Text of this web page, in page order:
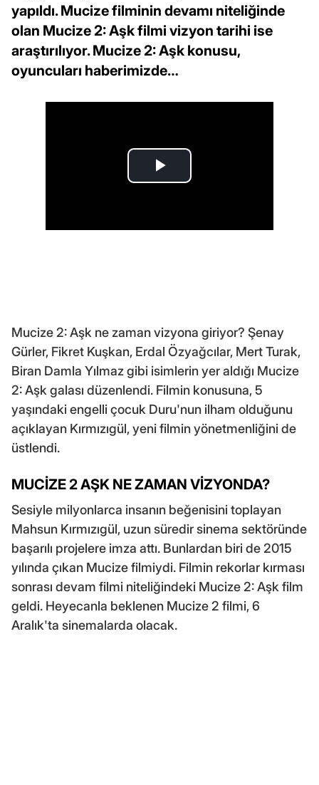
yapıldı. Mucize filminin devamı niteliğinde
olan Mucize 2: Aşk filmi vizyon tarihi ise
araştırılıyor. Mucize 2: Aşk konusu,
oyuncuları haberimizde…
Mucize 2: Aşk ne zaman vizyona giriyor? Şenay
Gürler, Fikret Kuşkan, Erdal Özyağcılar, Mert Turak,
Biran Damla Yılmaz gibi isimlerin yer aldığı Mucize
2: Aşk galası düzenlendi. Filmin konusuna, 5
yaşındaki engelli çocuk Duru'nun ilham olduğunu
açıklayan Kırmızıgül, yeni filmin yönetmenliğini de
üstlendi.
MUCİZE 2 AŞK NE ZAMAN VİZYONDA?
Sesiyle milyonlarca insanın beğenisini toplayan
Mahsun Kırmızıgül, uzun süredir sinema sektöründe
başarılı projelere imza attı. Bunlardan biri de 2015
yılında çıkan Mucize filmiydi. Filmin rekorlar kırması
sonrası devam filmi niteliğindeki Mucize 2: Aşk film
geldi. Heyecanla beklenen Mucize 2 filmi, 6
Aralık'ta sinemalarda olacak.